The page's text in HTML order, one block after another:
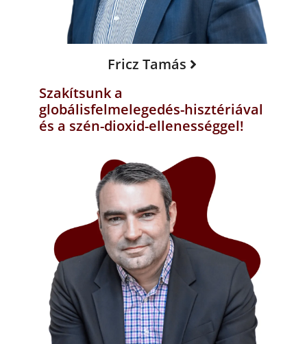
Fricz Tamás
Szakítsunk a
globálisfelmelegedés-hisztériával
és a szén-dioxid-ellenességgel!